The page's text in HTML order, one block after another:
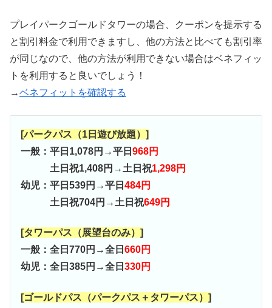
プレイパークゴールドタワーの場合、クーポンを提示する
と割引料金で利用できますし、他の方法と比べても割引率
が同じなので、他の方法が利用できない場合はベネフィッ
トを利用すると良いでしょう！
→ベネフィットを確認する
[パークパス（1日遊び放題）]
一般：平日1,078円→平日 968円
土日祝1,408円→土日祝1,298円
幼児：平日539円→平日 484円
土日祝704円→土日祝649円
[タワーパス（展望台のみ）]
一般：全日770円→全日 660円
幼児：全日385円→全日 330円
[ゴールドパス（パークパス＋タワーパス）]